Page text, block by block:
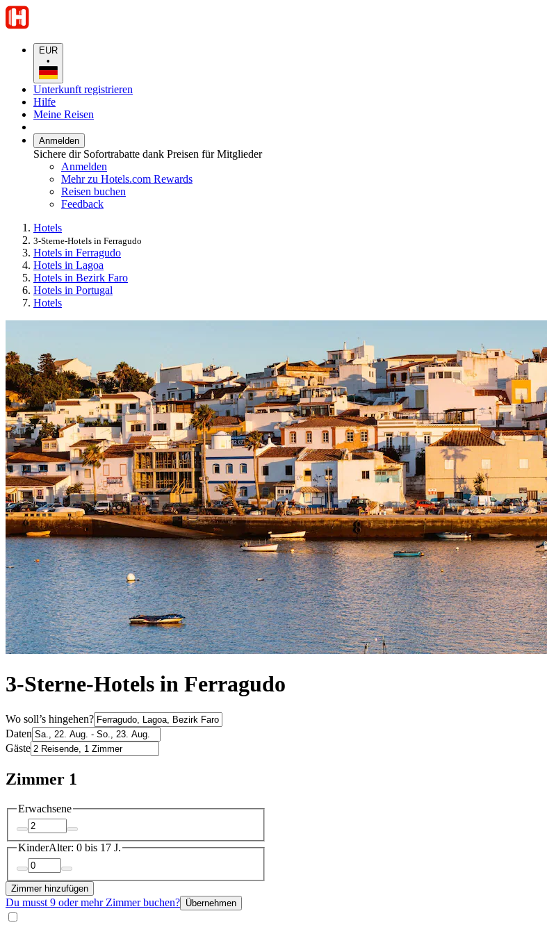
EUR
•
Unterkunft registrieren
Hilfe
Meine Reisen
Anmelden
Sichere dir Sofortrabatte dank Preisen für Mitglieder
Anmelden
Mehr zu Hotels.com Rewards
Reisen buchen
Feedback
Hotels
3-Sterne-Hotels in Ferragudo
Hotels in Ferragudo
Hotels in Lagoa
Hotels in Bezirk Faro
Hotels in Portugal
Hotels
3-Sterne-Hotels in Ferragudo
Wo soll’s hingehen?
Daten
Gäste
Zimmer 1
Erwachsene
KinderAlter: 0 bis 17 J.
Zimmer hinzufügen
Du musst 9 oder mehr Zimmer buchen? Übernehmen